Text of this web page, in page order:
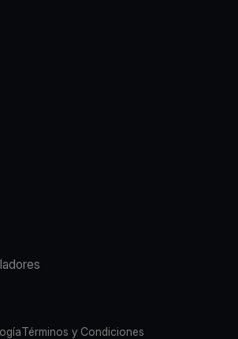
Términos y Condiciones